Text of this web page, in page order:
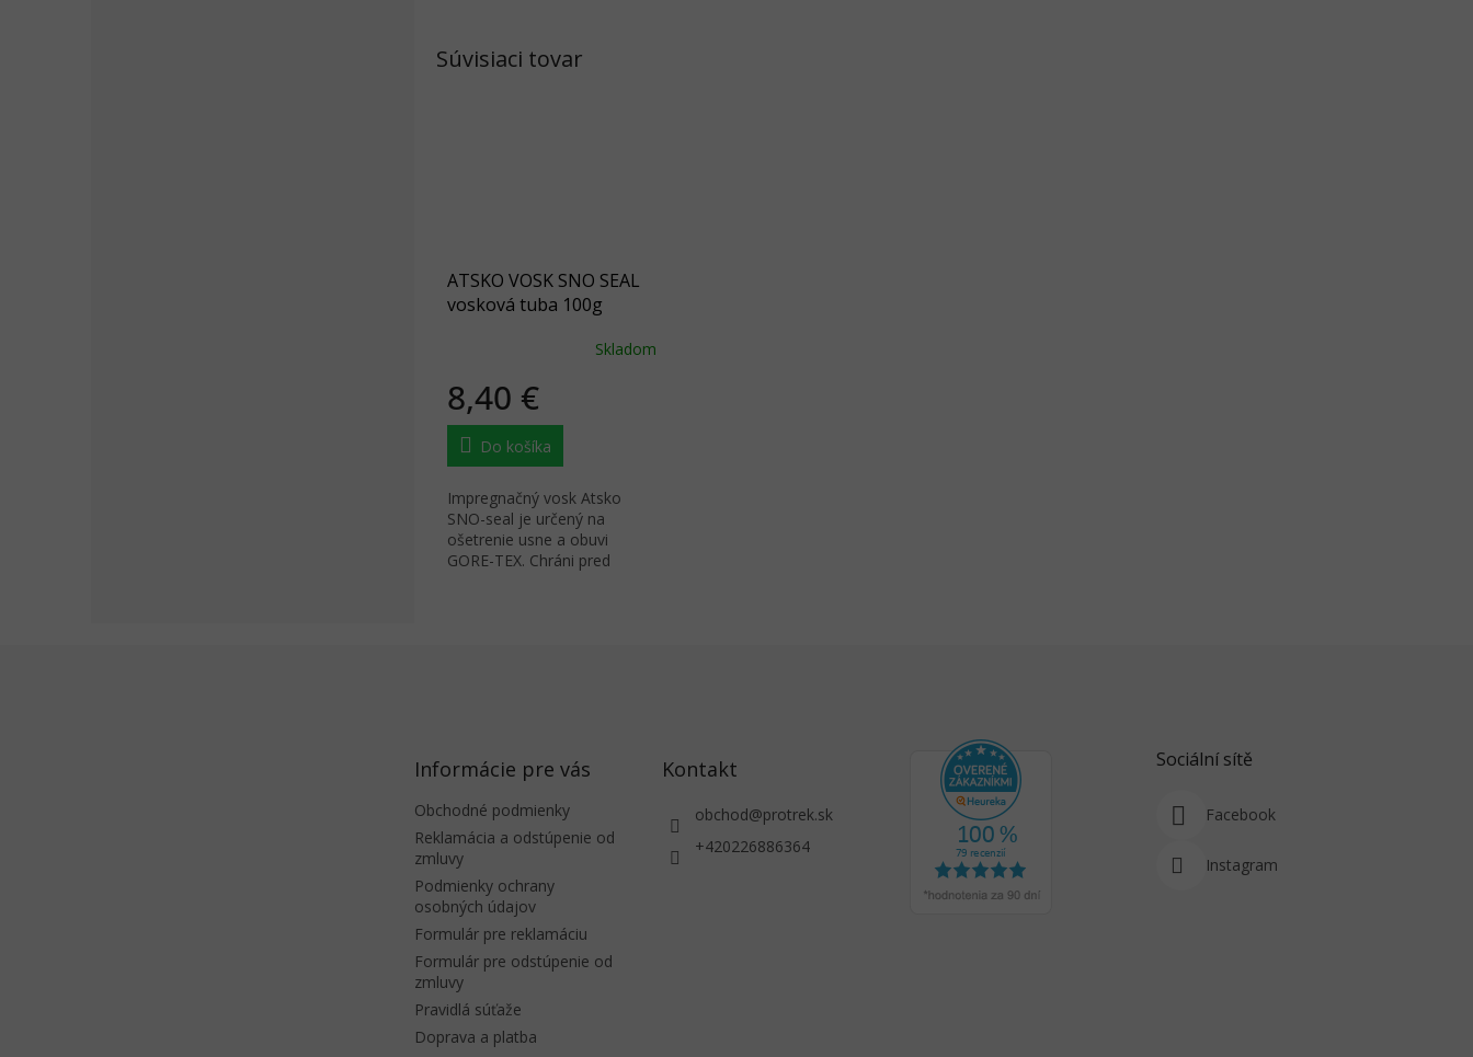
Súvisiaci tovar
ATSKO VOSK SNO SEAL
vosková tuba 100g
Skladom
8,40 €
Do košíka
Impregnačný vosk Atsko
SNO-seal je určený na
ošetrenie usne a obuvi
GORE-TEX. Chráni pred
Informácie pre vás
Obchodné podmienky
Reklamácia a odstúpenie od
zmluvy
Podmienky ochrany
osobných údajov
Formulár pre reklamáciu
Formulár pre odstúpenie od
zmluvy
Pravidlá súťaže
Doprava a platba
Kontakt
obchod@protrek.sk
+420226886364
Sociální sítě
Facebook
Instagram